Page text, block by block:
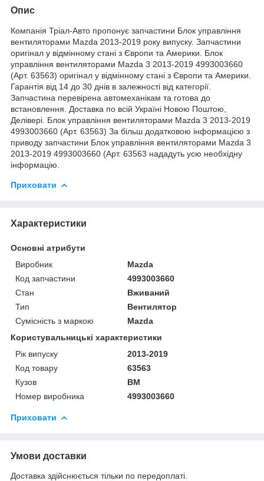
Опис
Компанія Тріал-Авто пропонує запчастини Блок управління
вентиляторами Mazda 2013-2019 року випуску. Запчастини
оригінал у відмінному стані з Європи та Америки. Блок
управління вентиляторами Mazda 3 2013-2019 4993003660
(Арт. 63563) оригінал у відмінному стані з Європи та Америки.
Гарантія від 14 до 30 днів в залежності від категорії.
Запчастина перевірена автомеханікам та готова до
встановлення. Доставка по всій Україні Новою Поштою,
Делівері. Блок управління вентиляторами Mazda 3 2013-2019
4993003660 (Арт. 63563) За більш додатковою інформацією з
приводу запчастини Блок управління вентиляторами Mazda 3
2013-2019 4993003660 (Арт. 63563 нададуть усю необхідну
інформацію.
Приховати
Характеристики
Основні атрибути
Виробник
Mazda
Код запчастини
4993003660
Стан
Вживаний
Тип
Вентилятор
Сумісність з маркою
Mazda
Користувальницькі характеристики
Рік випуску
2013-2019
Код товару
63563
Кузов
BM
Номер виробника
4993003660
Приховати
Умови доставки
Доставка здійснюється тільки по передоплаті.